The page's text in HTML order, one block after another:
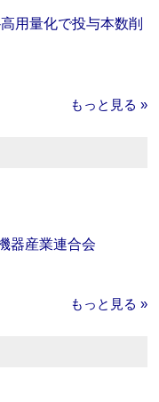
用量化で投与本数削
もっと見る »
器産業連合会
もっと見る »